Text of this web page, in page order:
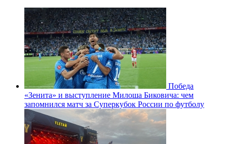
Победа
«Зенита» и выступление Милоша Биковича: чем
запомнился матч за Суперкубок России по футболу